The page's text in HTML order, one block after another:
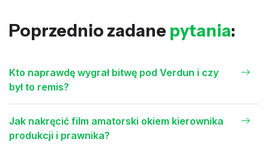
Poprzednio zadane pytania:
Kto naprawdę wygrał bitwę pod Verdun i czy
był to remis?
Jak nakręcić film amatorski okiem kierownika
produkcji i prawnika?